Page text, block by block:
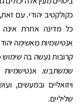
כקולקטיב יהודי. עם
כל מדינה אחרת אינה
אנטישמיות מאשימה
קרובות נעשה בה שימוש
שמשתבש. אנטישמיות
ויזואליים ובמעשים,
שליליים.